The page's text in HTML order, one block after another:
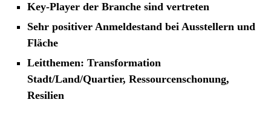
Key-Player der Branche sind vertreten
Sehr positiver Anmeldestand bei Ausstellern und
Fläche
Leitthemen: Transformation
Stadt/Land/Quartier, Ressourcenschonung,
Resilien